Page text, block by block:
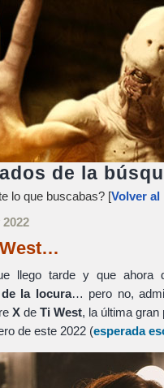
de la
lo que buscabas? [Volver al
llego tarde y que ahora
la locura… pero no,
Xde Ti West, la última gran
de este 2022 (esperada